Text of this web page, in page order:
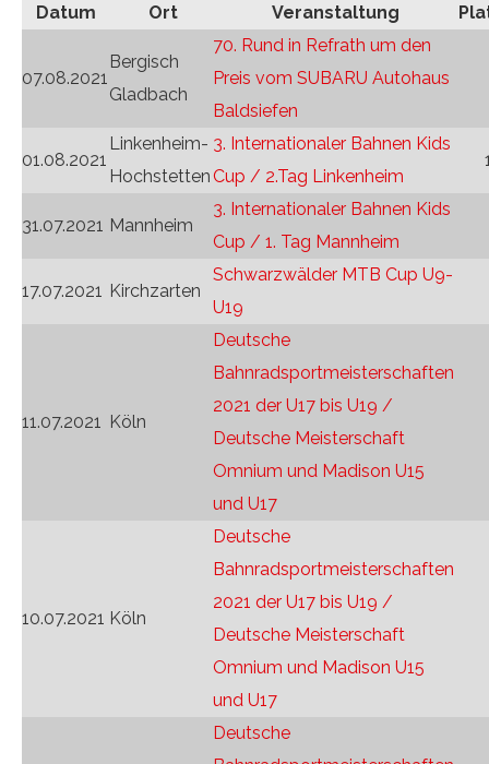
Datum Ort Veranstaltung
07.08.2021
Bergisch
Gladbach
70. Rund in Refrath um den
Preis vom SUBARU Autohaus
Baldsiefen
01.08.2021
Linkenheim-
Hochstetten
3. Internationaler Bahnen Kids
Cup / 2.Tag Linkenheim
31.07.2021 Mannheim
3. Internationaler Bahnen Kids
Cup / 1. Tag Mannheim
17.07.2021 Kirchzarten
Schwarzwälder MTB Cup U9-
U19
11.07.2021 Köln
Deutsche
Bahnradsportmeisterschaften
2021 der U17 bis U19 /
Deutsche Meisterschaft
Omnium und Madison U15
und U17
10.07.2021 Köln
Deutsche
Bahnradsportmeisterschaften
2021 der U17 bis U19 /
Deutsche Meisterschaft
Omnium und Madison U15
und U17
Deutsche